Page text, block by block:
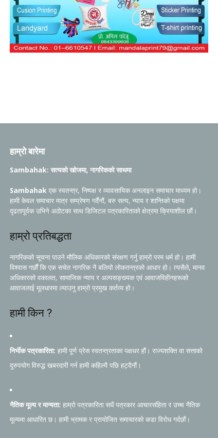
हाम्रो बारेमा
Sambahak: सत्यको खोजमा, नागरिकको साथमा
Sambahak एक स्वतन्त्र, निष्पक्ष र व्यावसायिक अनलाइन समाचार माध्यम हो।
हामी केवल समाचार मात्र सम्प्रेषण गर्दैनौं, बरु सत्य, न्याय र शान्तिको पक्षमा
दृढतापूर्वक उभिने अठोटका साथ डिजिटल पत्रकारिताको क्षेत्रमा क्रियाशील छौं।
हाम्रो प्रतिबद्धता
नागरिकको सूचना पाउने मौलिक अधिकारको संरक्षण गर्नु हाम्रो परम धर्म हो। हामी
विश्वास गर्छौं कि एक सचेत नागरिक नै बलियो लोकतन्त्रको आधार हो। त्यसैले, मानव
अधिकारको वकालत, सामाजिक न्याय र अल्पसङ्ख्यक एवं आवाजविहीनहरूको
आवाजलाई मूलधारमा ल्याउनु हाम्रो प्रमुख कर्तव्य हो।
हामी किन ?
निर्भीक पत्रकारिता: हामी पूर्ण प्रेस स्वतन्त्रताका पक्षधर हौं। राज्यशक्ति वा सत्ताको
दुरुपयोग विरुद्ध खबरदारी गर्न हामी कहिल्यै पछि हट्दैनौं।
नैतिक मूल्य र मान्यता: हाम्रो पत्रकारिता सधैं पत्रकार आचारसंहिता र उच्च नैतिक
मूल्यमा आधारित छ। हामी भ्रामक र प्रायोजित समाचारको कडा विरोध गर्दछौं।